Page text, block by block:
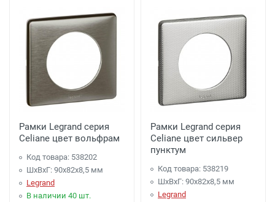
Рамки Legrand серия
Celiane цвет вольфрам
Код товара: 538202
ШхВхГ: 90x82x8,5 мм
Legrand
В наличии 40 шт.
Рамки Legrand серия
Celiane цвет сильвер
пунктум
Код товара: 538219
ШхВхГ: 90x82x8,5 мм
Legrand